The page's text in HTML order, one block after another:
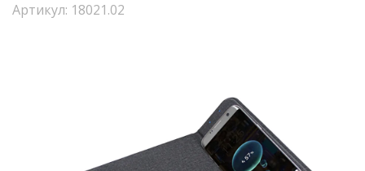
Артикул: 18021.02